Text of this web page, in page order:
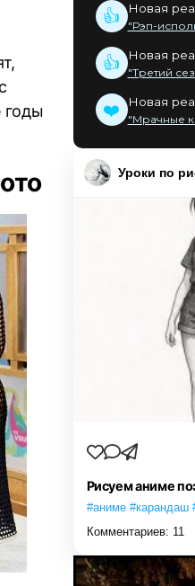
годы
👍 Новая
"Рэп-
👍 Новая
"Третий
❤️ Новая
"Мрачные
Уроки по
Рисуем аниме
#аниме #карандаш
Комментариев: 11